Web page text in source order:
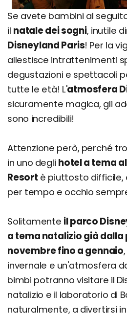
Se avete bambini al
il natale dei sogni, inutile
Disneyland Paris! Per la
allestisce intrattenimenti
degustazioni e spettacoli
tutte le età! L'atmosfera
sicuramente magica, gli
sono incredibili!
Attenzione però, perché
in uno degli hotel a tema
Resort è piuttosto difficile,
per tempo e occhio
Solitamente il parco
a tema natalizio già dalla
novembre fino a gennaio
invernale e un'atmosfera
bimbi potranno visitare il
natalizio e il laboratorio di
naturalmente, a divertirsi